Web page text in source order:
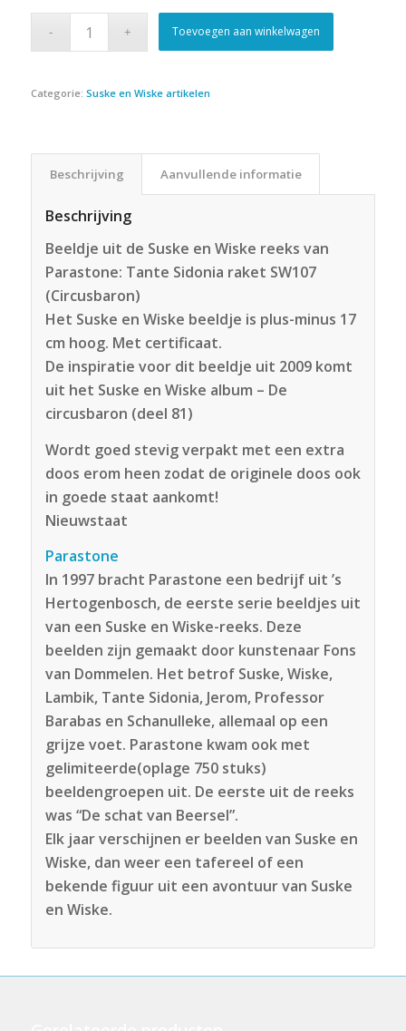
Toevoegen aan winkelwagen
Categorie: Suske en Wiske artikelen
Beschrijving Aanvullende informatie
Beschrijving
Beeldje uit de Suske en Wiske reeks van
Parastone: Tante Sidonia raket SW107
(Circusbaron)
Het Suske en Wiske beeldje is plus-minus 17
cm hoog. Met certificaat.
De inspiratie voor dit beeldje uit 2009 komt
uit het Suske en Wiske album – De
circusbaron (deel 81)
Wordt goed stevig verpakt met een extra
doos erom heen zodat de originele doos ook
in goede staat aankomt!
Nieuwstaat
Parastone
In 1997 bracht Parastone een bedrijf uit ’s
Hertogenbosch, de eerste serie beeldjes uit
van een Suske en Wiske-reeks. Deze
beelden zijn gemaakt door kunstenaar Fons
van Dommelen. Het betrof Suske, Wiske,
Lambik, Tante Sidonia, Jerom, Professor
Barabas en Schanulleke, allemaal op een
grijze voet. Parastone kwam ook met
gelimiteerde(oplage 750 stuks)
beeldengroepen uit. De eerste uit de reeks
was “De schat van Beersel”.
Elk jaar verschijnen er beelden van Suske en
Wiske, dan weer een tafereel of een
bekende figuur uit een avontuur van Suske
en Wiske.